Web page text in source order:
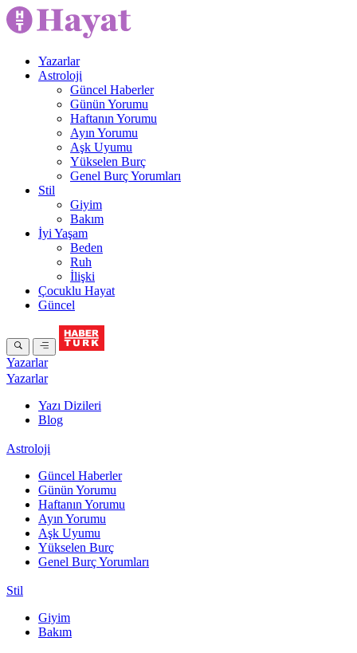
Yazarlar
Astroloji
Güncel Haberler
Günün Yorumu
Haftanın Yorumu
Ayın Yorumu
Aşk Uyumu
Yükselen Burç
Genel Burç Yorumları
Stil
Giyim
Bakım
İyi Yaşam
Beden
Ruh
İlişki
Çocuklu Hayat
Güncel
Yazarlar
Yazarlar
Yazı Dizileri
Blog
Astroloji
Güncel Haberler
Günün Yorumu
Haftanın Yorumu
Ayın Yorumu
Aşk Uyumu
Yükselen Burç
Genel Burç Yorumları
Stil
Giyim
Bakım